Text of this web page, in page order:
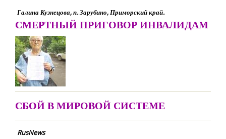
Галина Кузнецова, п. Зарубино, Приморский край.
СМЕРТНЫЙ ПРИГОВОР ИНВАЛИДАМ
СБОЙ В МИРОВОЙ СИСТЕМЕ
RusNews